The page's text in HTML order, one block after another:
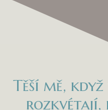
Těší mě,
rozkvétají,